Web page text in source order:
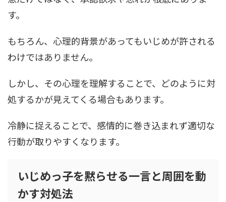
す。
もちろん、心理的背景があってもいじめが許される
わけではありません。
しかし、その心理を理解することで、どのように対
処するかが見えてくる場合もあります。
冷静に捉えることで、感情的に巻き込まれず適切な
行動が取りやすくなります。
いじめっ子を黙らせる一言と周囲を動
かす対処法